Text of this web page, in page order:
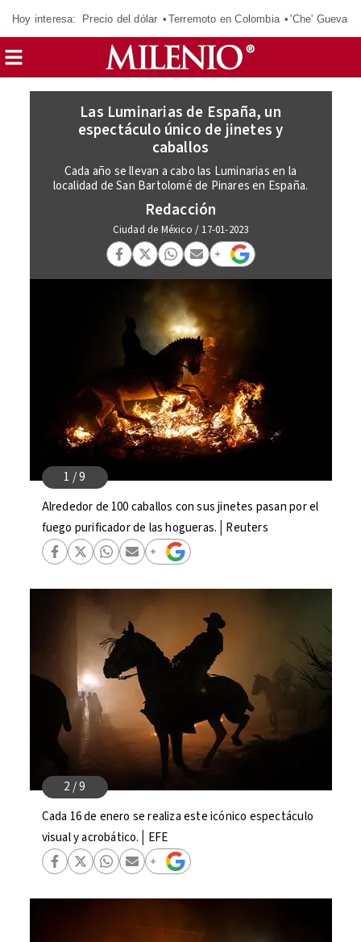
Hoy interesa: Precio del dólar Terremoto en Colombia 'Che' Guevara
Las Luminarias de España, un
espectáculo único de jinetes y
caballos
Cada año se llevan a cabo las Luminarias en la
localidad de San Bartolomé de Pinares en España.
Redacción
Ciudad de México / 17-01-2023
Alrededor de 100 caballos con sus jinetes pasan por el
fuego purificador de las hogueras.│Reuters
Cada 16 de enero se realiza este icónico espectáculo
visual y acrobático.│EFE